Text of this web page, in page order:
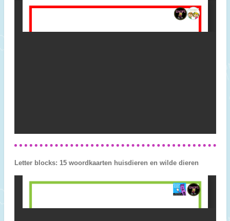
Letter blocks: 15 woordkaarten huisdieren en wilde dieren